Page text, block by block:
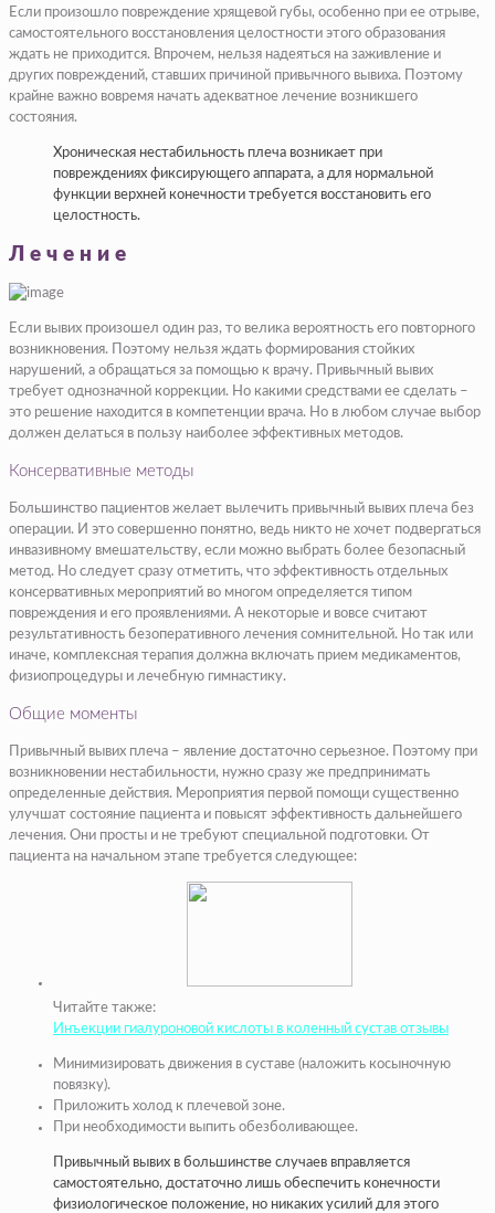
Если произошло повреждение хрящевой губы, особенно при ее отрыве,
самостоятельного восстановления целостности этого образования
ждать не приходится. Впрочем, нельзя надеяться на заживление и
других повреждений, ставших причиной привычного вывиха. Поэтому
крайне важно вовремя начать адекватное лечение возникшего
состояния.
Хроническая нестабильность плеча возникает при
повреждениях фиксирующего аппарата, а для нормальной
функции верхней конечности требуется восстановить его
целостность.
Лечение
Если вывих произошел один раз, то велика вероятность его повторного
возникновения. Поэтому нельзя ждать формирования стойких
нарушений, а обращаться за помощью к врачу. Привычный вывих
требует однозначной коррекции. Но какими средствами ее сделать –
это решение находится в компетенции врача. Но в любом случае выбор
должен делаться в пользу наиболее эффективных методов.
Консервативные методы
Большинство пациентов желает вылечить привычный вывих плеча без
операции. И это совершенно понятно, ведь никто не хочет подвергаться
инвазивному вмешательству, если можно выбрать более безопасный
метод. Но следует сразу отметить, что эффективность отдельных
консервативных мероприятий во многом определяется типом
повреждения и его проявлениями. А некоторые и вовсе считают
результативность безоперативного лечения сомнительной. Но так или
иначе, комплексная терапия должна включать прием медикаментов,
физиопроцедуры и лечебную гимнастику.
Общие моменты
Привычный вывих плеча – явление достаточно серьезное. Поэтому при
возникновении нестабильности, нужно сразу же предпринимать
определенные действия. Мероприятия первой помощи существенно
улучшат состояние пациента и повысят эффективность дальнейшего
лечения. Они просты и не требуют специальной подготовки. От
пациента на начальном этапе требуется следующее:
Читайте также:
Инъекции гиалуроновой кислоты в коленный сустав отзывы
Минимизировать движения в суставе (наложить косыночную
повязку).
Приложить холод к плечевой зоне.
При необходимости выпить обезболивающее.
Привычный вывих в большинстве случаев вправляется
самостоятельно, достаточно лишь обеспечить конечности
физиологическое положение, но никаких усилий для этого